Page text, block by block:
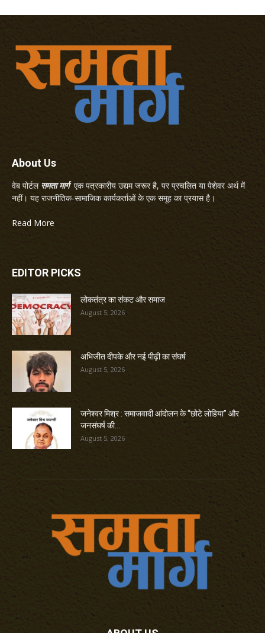
About Us
वेब पोर्टल समता मार्गएक पत्रकारीय उद्यम जरूर है, पर प्रचलित या पेशेवर अर्थ में
नहीं। यह राजनीतिक-सामाजिक कार्यकर्ताओं के एक समूह का प्रयास है।
Read More
EDITOR PICKS
लोकतंत्र का संकट और समाज
August 5, 2026
अभिजीत दीपके और नई पीढ़ी का संघर्ष
August 5, 2026
जनेश्वर मिश्र : समाजवादी आंदोलन के “छोटे लोहिया” और
जनसंघर्ष की...
August 5, 2026